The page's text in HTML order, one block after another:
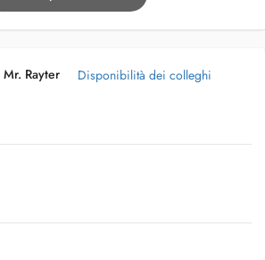
Rayter
Disponibilità dei colleghi